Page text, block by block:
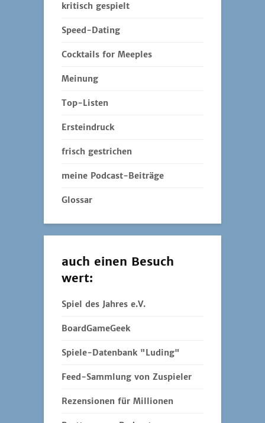
kritisch gespielt
Speed-Dating
Cocktails for Meeples
Meinung
Top-Listen
Ersteindruck
frisch gestrichen
meine Podcast-Beiträge
Glossar
auch einen Besuch
wert:
Spiel des Jahres e.V.
BoardGameGeek
Spiele-Datenbank "Luding"
Feed-Sammlung von Zuspieler
Rezensionen für Millionen